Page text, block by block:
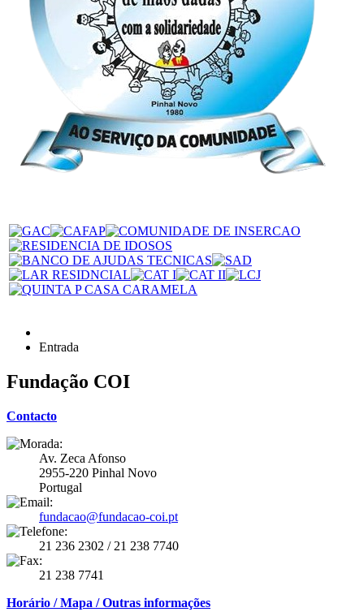
Entrada
Fundação COI
Contacto
Av. Zeca Afonso
2955-220 Pinhal Novo
Portugal
fundacao@fundacao-coi.pt
21 236 2302 / 21 238 7740
21 238 7741
Horário / Mapa / Outras informações